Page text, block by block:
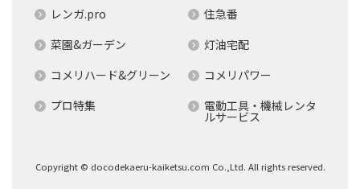
レンガ.pro
住急番
菜園&ガーデン
灯油宅配
コメリハード&グリーン
コメリパワー
プロ特集
電動工具・機械レンタ
ルサービス
Copyright © docodekaeru-kaiketsu.com Co.,Ltd. All rights reserved.